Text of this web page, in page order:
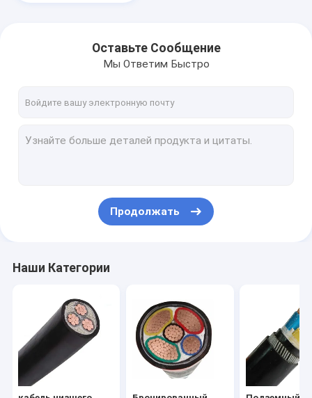
Оставьте Сообщение
Мы Ответим Быстро
Продолжать
Наши Категории